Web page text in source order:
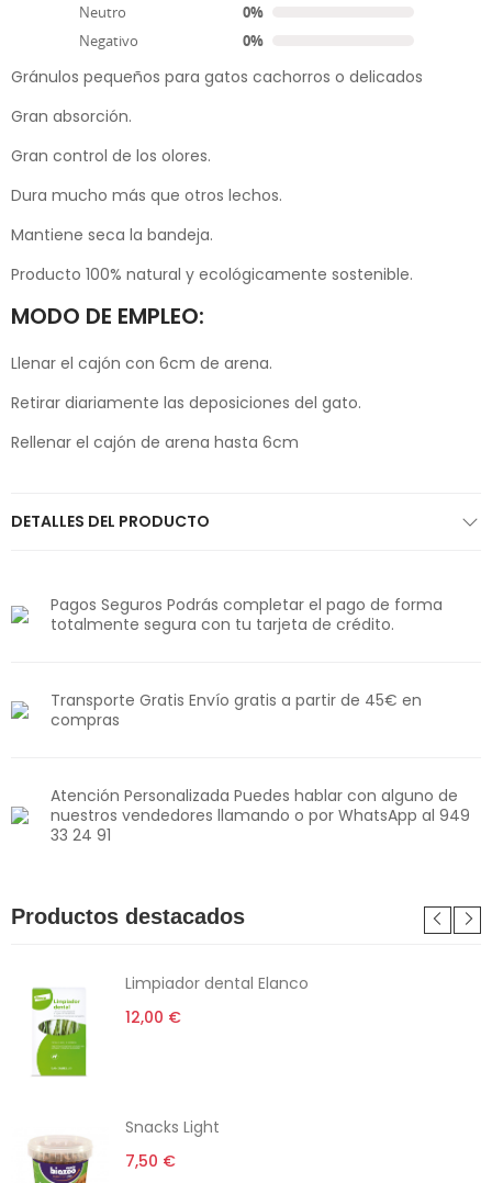
Neutro
0%
Negativo
0%
Peso 10kg Absorción 11.8 Litros
Gránulos pequeños para gatos cachorros o delicados
Gran absorción.
Gran control de los olores.
Dura mucho más que otros lechos.
Mantiene seca la bandeja.
Producto 100% natural y ecológicamente sostenible.
MODO DE EMPLEO:
Llenar el cajón con 6cm de arena.
Retirar diariamente las deposiciones del gato.
Rellenar el cajón de arena hasta 6cm
DETALLES DEL PRODUCTO
Pagos Seguros Podrás completar el pago de forma
totalmente segura con tu tarjeta de crédito.
Transporte Gratis Envío gratis a partir de 45€ en
compras
Atención Personalizada Puedes hablar con alguno de
nuestros vendedores llamando o por WhatsApp al 949
33 24 91
Productos destacados
Limpiador dental Elanco
12,00 €
Snacks Light
7,50 €